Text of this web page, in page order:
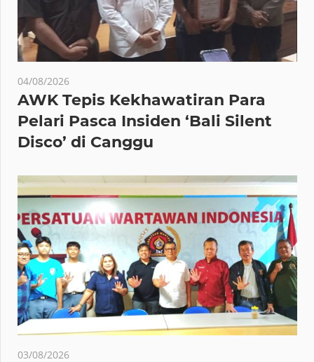
04/08/2026
AWK Tepis Kekhawatiran Para
Pelari Pasca Insiden ‘Bali Silent
Disco’ di Canggu
03/08/2026